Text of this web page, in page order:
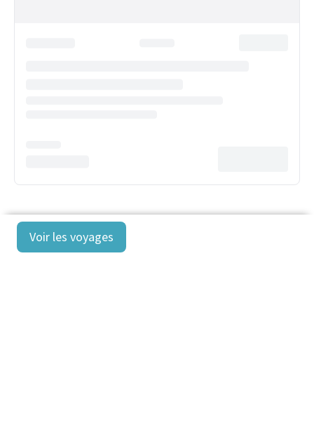
Voir les voyages